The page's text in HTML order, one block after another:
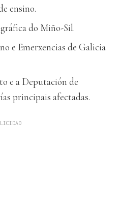
ensino.
do Miño-Sil.
e Emerxencias de Galicia
e a Deputación de
principais afectadas.